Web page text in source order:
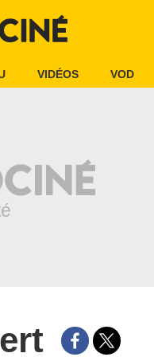
VIDÉOS VOD